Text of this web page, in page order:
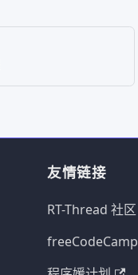
友情链接
RT-Thread 社区
freeCodeCamp